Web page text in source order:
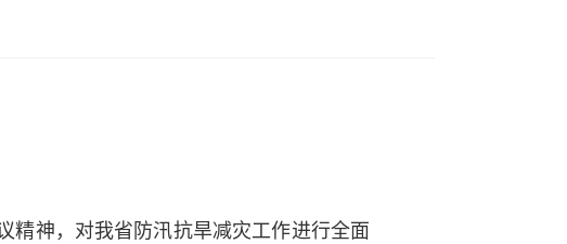
神，对我省防汛抗旱减灾工作进行全面